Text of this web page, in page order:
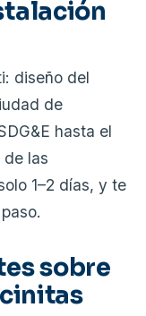
diseño del
de
hasta el
de las
1–2 días, y te
sobre